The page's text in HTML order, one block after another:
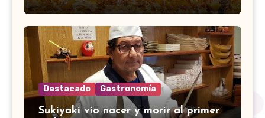
Destacado Gastronomía
Sukiyaki vio nacer y morir al primer